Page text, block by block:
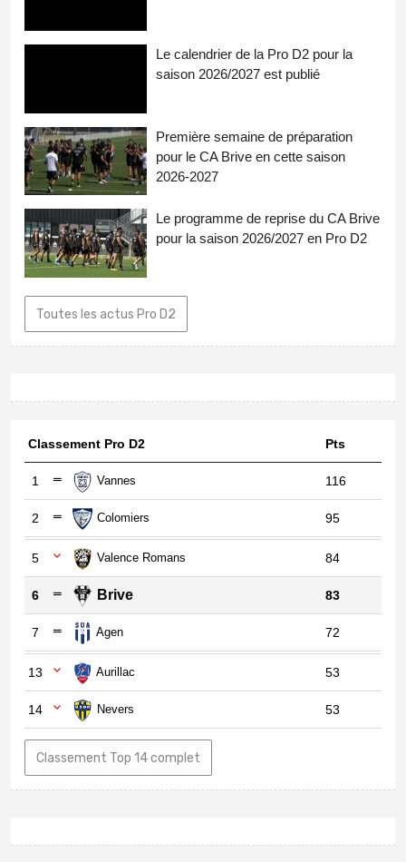
Le calendrier de la Pro D2 pour la
saison 2026/2027 est publié
Première semaine de préparation
pour le CA Brive en cette saison
2026-2027
Le programme de reprise du CA Brive
pour la saison 2026/2027 en Pro D2
Toutes les actus Pro D2
Classement Pro D2 Pts
1 Vannes 116
2 Colomiers 95
5 Valence Romans 84
6 Brive 83
7 Agen 72
13 Aurillac 53
14 Nevers 53
Classement Top 14 complet